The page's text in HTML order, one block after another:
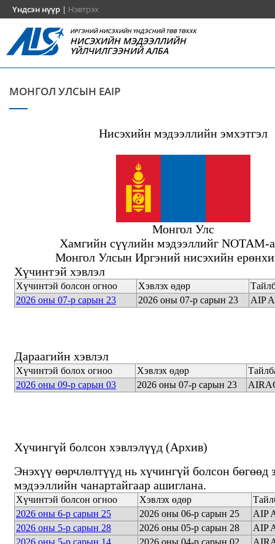
Үндсэн нүүр | Нэвтрэх
ИРГЭНИЙ НИСЭХИЙН ҮНДЭСНИЙ ТӨВ ТӨХХК
НИСЭХИЙН МЭДЭЭЛЛИЙН
ҮЙЛЧИЛГЭЭНИЙ АЛБА
МОНГОЛ УЛСЫН EAIP